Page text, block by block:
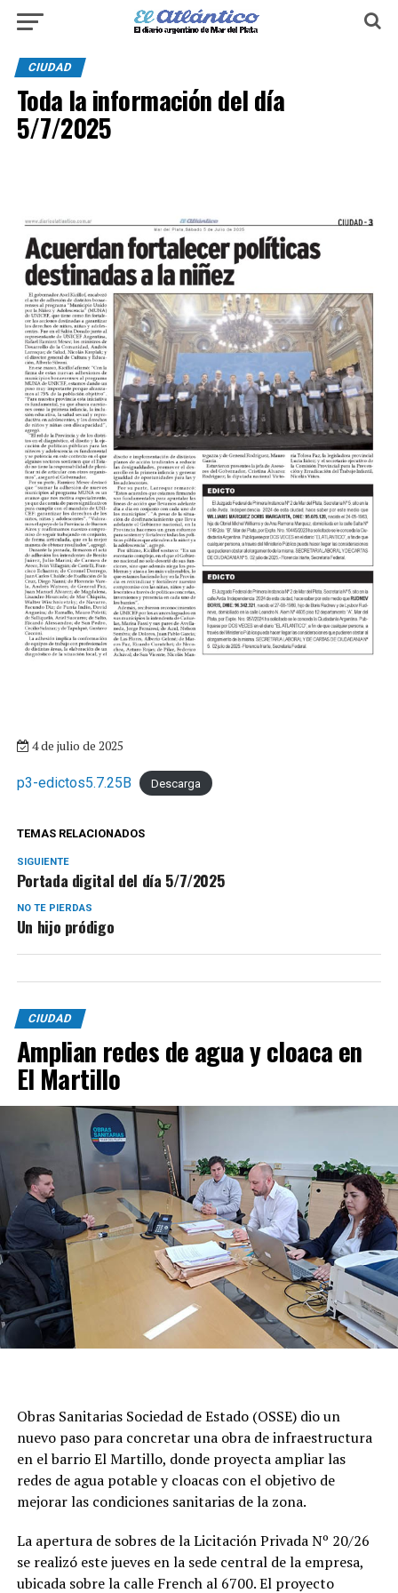
CIUDAD
Toda la información del día
5/7/2025
4 de julio de 2025
p3-edictos5.7.25B Descarga
TEMAS RELACIONADOS
SIGUIENTE
Portada digital del día 5/7/2025
NO TE PIERDAS
Un hijo pródigo
CIUDAD
Amplian redes de agua y cloaca en
El Martillo
Obras Sanitarias Sociedad de Estado (OSSE) dio un
nuevo paso para concretar una obra de infraestructura
en el barrio El Martillo, donde proyecta ampliar las
redes de agua potable y cloacas con el objetivo de
mejorar las condiciones sanitarias de la zona.
La apertura de sobres de la Licitación Privada Nº 20/26
se realizó este jueves en la sede central de la empresa,
ubicada sobre la calle French al 6700. El proyecto